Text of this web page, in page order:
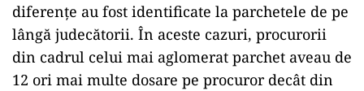
diferențe au fost identificate la parchetele de pe
lângă judecătorii. În aceste cazuri, procurorii
din cadrul celui mai aglomerat parchet aveau de
12 ori mai multe dosare pe procuror decât din